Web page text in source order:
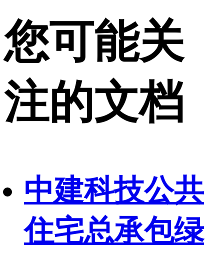
您可能关
注的文档
中建科技公共
住宅总承包绿